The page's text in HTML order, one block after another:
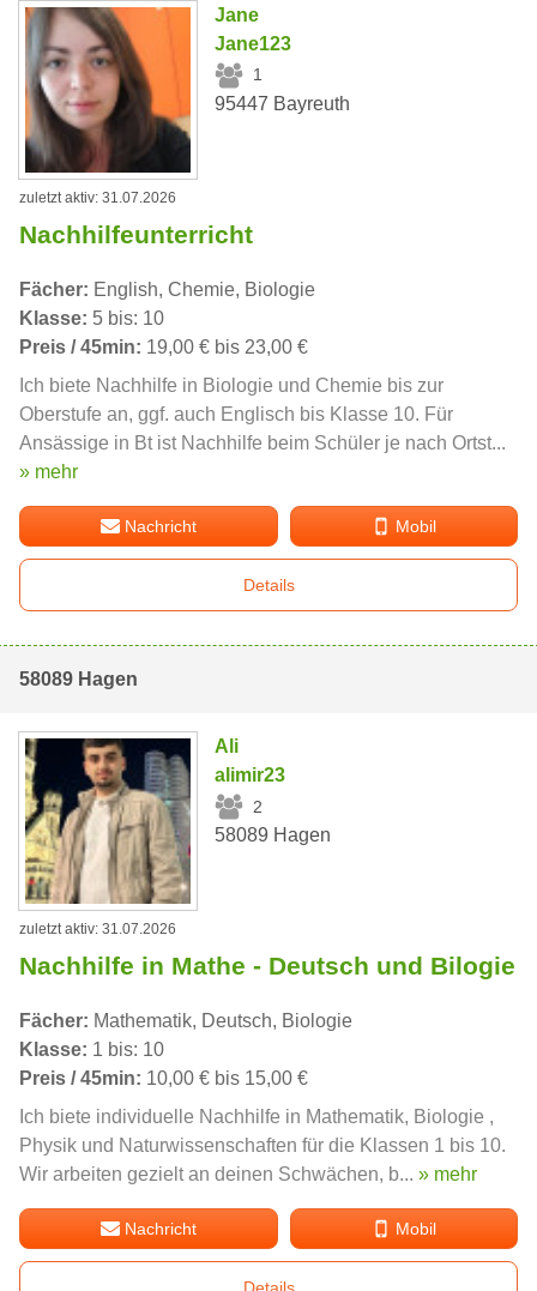
Jane
Jane123
1
95447 Bayreuth
zuletzt aktiv: 31.07.2026
Nachhilfeunterricht
Fächer: English, Chemie, Biologie
Klasse: 5 bis: 10
Preis / 45min: 19,00 € bis 23,00 €
Ich biete Nachhilfe in Biologie und Chemie bis zur
Oberstufe an, ggf. auch Englisch bis Klasse 10. Für
Ansässige in Bt ist Nachhilfe beim Schüler je nach Ortst...
» mehr
Nachricht Mobil
Details
58089 Hagen
Ali
alimir23
2
58089 Hagen
zuletzt aktiv: 31.07.2026
Nachhilfe in Mathe - Deutsch und Bilogie
Fächer: Mathematik, Deutsch, Biologie
Klasse: 1 bis: 10
Preis / 45min: 10,00 € bis 15,00 €
Ich biete individuelle Nachhilfe in Mathematik, Biologie ,
Physik und Naturwissenschaften für die Klassen 1 bis 10.
Wir arbeiten gezielt an deinen Schwächen, b... » mehr
Nachricht Mobil